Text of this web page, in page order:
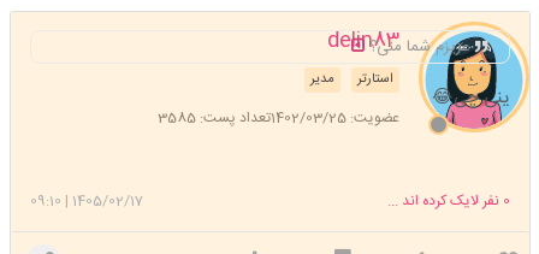
delin83
مدیر استارتر
عضویت: 1402/03/25 تعداد پست: 3585
عزیزم شما منی؟
ینی چی😂
1405/02/17
|
09:10 0 نفر لایک کرده اند ...